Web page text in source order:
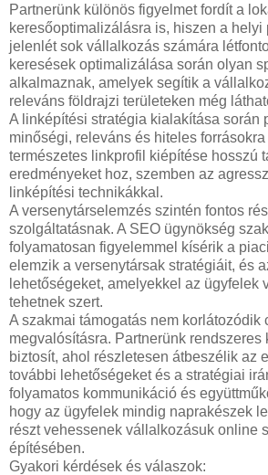
Partnerünk különös figyelmet fordít a
keresőoptimalizálásra is, hiszen a
jelenlét sok vállalkozás számára
keresések optimalizálása során olyan
alkalmaznak, amelyek segítik a
releváns földrajzi területeken még
A linképítési stratégia kialakítása során
minőségi, releváns és hiteles
természetes linkprofil kiépítése hosszú
eredményeket hoz, szemben az
linképítési technikákkal.
A versenytárselemzés szintén fontos
szolgáltatásnak. A SEO ügynökség
folyamatosan figyelemmel kísérik a
elemzik a versenytársak stratégiáit, és
lehetőségeket, amelyekkel az ügyfelek
tehetnek szert.
A szakmai támogatás nem korlátozódik
megvalósításra. Partnerünk rendszeres
biztosít, ahol részletesen átbeszélik az
további lehetőségeket és a stratégiai
folyamatos kommunikáció és
hogy az ügyfelek mindig naprakészek
részt vehessenek vállalkozásuk online
építésében.
Gyakori kérdések és válaszok: